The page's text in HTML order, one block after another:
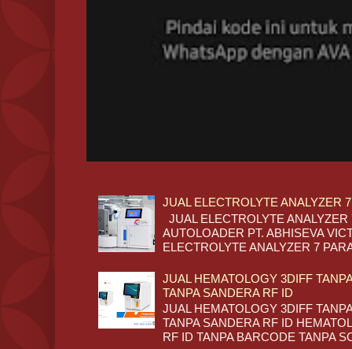
JUAL ELECTROLYTE ANALYZER
JUAL ELECTROLYTE
AUTOLOADER PT. ABHISEVA
ELECTROLYTE ANALYZER 7
JUAL HEMATOLOGY 3DIFF
TANPA SANDERA RF ID
JUAL HEMATOLOGY 3DIFF
TANPA SANDERA RF ID
RF ID TANPA BARCODE TANPA